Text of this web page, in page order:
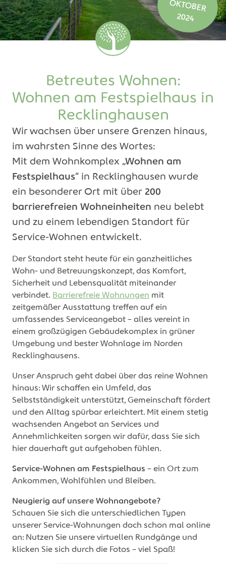
O
2024
Betreutes Wohnen:
Wohnen am Festspielhaus in
Recklinghausen
Wir wachsen über unsere Grenzen hinaus,
im wahrsten Sinne des Wortes:
Mit dem Wohnkomplex „Wohnen am
Festspielhaus“ in Recklinghausen wurde
ein besonderer Ort mit über 200
barrierefreien Wohneinheiten neu belebt
und zu einem lebendigen Standort für
Service-Wohnen entwickelt.
Der Standort steht heute für ein ganzheitliches
Wohn- und Betreuungskonzept, das Komfort,
Sicherheit und Lebensqualität miteinander
verbindet. Barrierefreie Wohnungen mit
zeitgemäßer Ausstattung treffen auf ein
umfassendes Serviceangebot – alles vereint in
einem großzügigen Gebäudekomplex in grüner
Umgebung und bester Wohnlage im Norden
Recklinghausens.
Unser Anspruch geht dabei über das reine Wohnen
hinaus: Wir schaffen ein Umfeld, das
Selbstständigkeit unterstützt, Gemeinschaft fördert
und den Alltag spürbar erleichtert. Mit einem stetig
wachsenden Angebot an Services und
Annehmlichkeiten sorgen wir dafür, dass Sie sich
hier dauerhaft gut aufgehoben fühlen.
Service-Wohnen am Festspielhaus – ein Ort zum
Ankommen, Wohlfühlen und Bleiben.
Neugierig auf unsere Wohnangebote?
Schauen Sie sich die unterschiedlichen Typen
unserer Service-Wohnungen doch schon mal online
an: Nutzen Sie unsere virtuellen Rundgänge und
klicken Sie sich durch die Fotos – viel Spaß!